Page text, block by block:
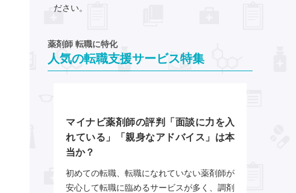
ださい。
薬剤師 転職に特化
人気の転職支援サービス特集
マイナビ薬剤師の評判「面談に力を入
れている」「親身なアドバイス」は本
当か？
初めての転職、転職になれていない薬剤師が
安心して転職に臨めるサービスが多く、調剤